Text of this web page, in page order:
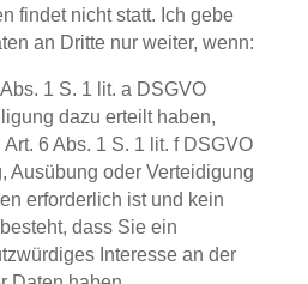
findet nicht statt. Ich gebe
an Dritte nur weiter, wenn:
1 S. 1 lit. a DSGVO
dazu erteilt haben,
6 Abs. 1 S. 1 lit. f DSGVO
Ausübung oder Verteidigung
erforderlich ist und kein
dass Sie ein
Interesse an der